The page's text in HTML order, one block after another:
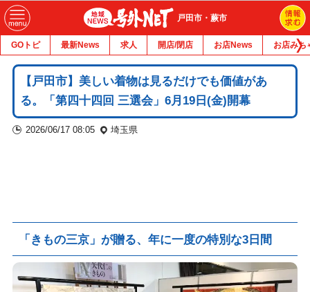
戸田市・蕨市
GOトピ 最新News 求人 開店/閉店 お店News お店みち
【戸田市】美しい着物は見るだけでも価値があ
る。「第四十四回 三選会」6月19日(金)開幕
2026/06/17 08:05 埼玉県
「きもの三京」が贈る、年に一度の特別な3日間